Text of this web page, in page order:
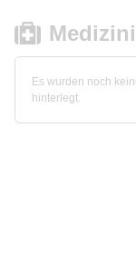
Es wurden noch
hinterlegt.